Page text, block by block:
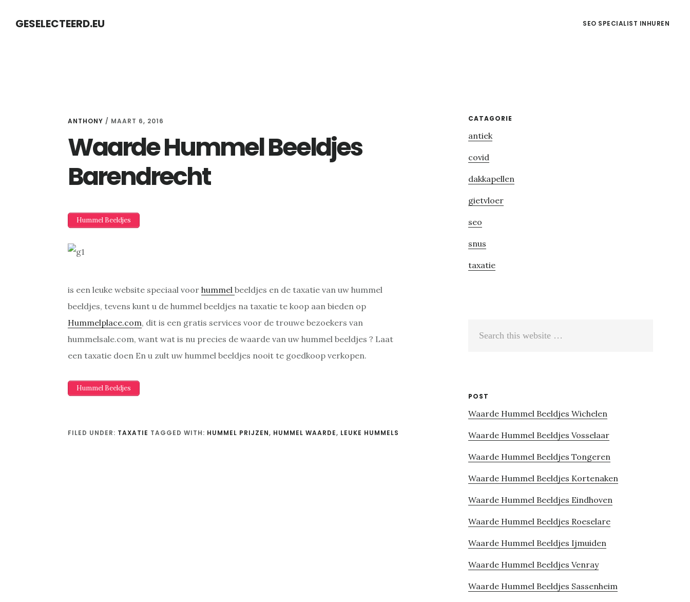
GESELECTEERD.EU SEO SPECIALIST INHUREN
ANTHONY / MAART 6, 2016
Waarde Hummel Beeldjes
Barendrecht
Hummel Beeldjes
is een leuke website speciaal voor hummel beeldjes en de taxatie van uw hummel
beeldjes, tevens kunt u de hummel beeldjes na taxatie te koop aan bieden op
Hummelplace.com, dit is een gratis services voor de trouwe bezoekers van
hummelsale.com, want wat is nu precies de waarde van uw hummel beeldjes ? Laat
een taxatie doen En u zult uw hummel beeldjes nooit te goedkoop verkopen.
Hummel Beeldjes
FILED UNDER: TAXATIE TAGGED WITH: HUMMEL PRIJZEN, HUMMEL WAARDE, LEUKE HUMMELS
Primary
Sidebar
CATAGORIE
antiek
covid
dakkapellen
gietvloer
seo
snus
taxatie
POST
Waarde Hummel Beeldjes Wichelen
Waarde Hummel Beeldjes Vosselaar
Waarde Hummel Beeldjes Tongeren
Waarde Hummel Beeldjes Kortenaken
Waarde Hummel Beeldjes Eindhoven
Waarde Hummel Beeldjes Roeselare
Waarde Hummel Beeldjes Ijmuiden
Waarde Hummel Beeldjes Venray
Waarde Hummel Beeldjes Sassenheim